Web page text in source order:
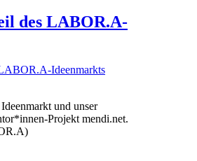
des LABOR.A-
und unser
Projekt mendi.net.